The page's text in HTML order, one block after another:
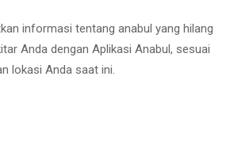
informasi tentang anabul yang hilang
Anda dengan Aplikasi Anabul, sesuai
lokasi Anda saat ini.